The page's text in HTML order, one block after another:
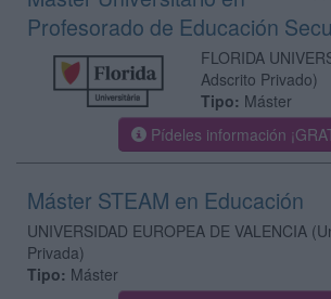
Profesorado de Educación
FLORIDA
Adscrito Privado)
Tipo: Máster
Pídeles información
Máster STEAM en Educación
UNIVERSIDAD EUROPEA DE VALENCIA
Privada)
Tipo: Máster